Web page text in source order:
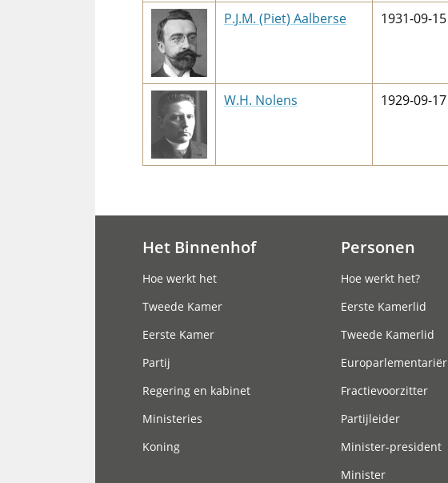
P.J.M. (Piet) Aalberse 1931-09-15
W.H. Nolens 1929-09-17
Het Binnenhof
Hoe werkt het
Tweede Kamer
Eerste Kamer
Partij
Regering en kabinet
Ministeries
Koning
Personen
Hoe werkt het?
Eerste Kamerlid
Tweede Kamerlid
Europarlementariër
Fractievoorzitter
Partijleider
Minister-president
Minister